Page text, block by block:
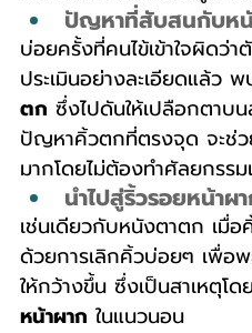
ปัญหาที่สับสนกับห
บ่อยครั้งที่คนไข้เข้าใจผิดว่า
ประเมินอย่างละเอียดแล้ว
ตก ซึ่งไปดันให้เปลือกตาบ
ปัญหาคิ้วตกที่ตรงจุด จะช่ว
มากโดยไม่ต้องทำศัลยกรรม
นำไปสู่ริ้วรอยหน้าผ
เช่นเดียวกับหนังตาตก เมื่อ
ด้วยการเลิกคิ้วบ่อยๆ เพื่อ
ให้กว้างขึ้น ซึ่งเป็นสาเหตุโ
หน้าผาก ในแนวนอน